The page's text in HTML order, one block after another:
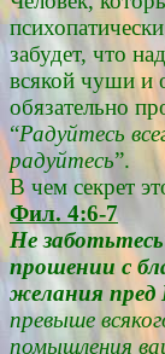
забудет, что
всякой чуши и
обязательно
“Радуйтесь
радуйтесь”.
В чем секрет
Фил. 4:6-7
Не
прошении с
желания пред
превыше
помышления